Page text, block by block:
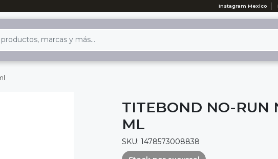
Instagram Mexico
TITEBOND NO-RUN
ML
SKU: 1478573008838